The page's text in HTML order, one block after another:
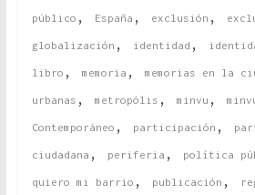
público , España , exclusión ,
globalización , identidad ,
libro , memoria , memorias en la
urbanas , metropólis , minvu ,
Contemporáneo , participación ,
ciudadana , periferia , política
quiero mi barrio , publicación ,